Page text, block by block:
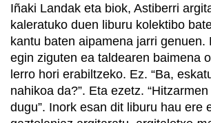
Iñaki Landak eta biok, Astiberri
kaleratuko duen liburu kolektibo
kantu baten aipamena jarri genuen.
egin ziguten ea taldearen baimena
lerro hori erabiltzeko. Ez. “Ba,
nahikoa da?”. Eta ezetz.
dugu”. Inork esan dit liburu hau ere